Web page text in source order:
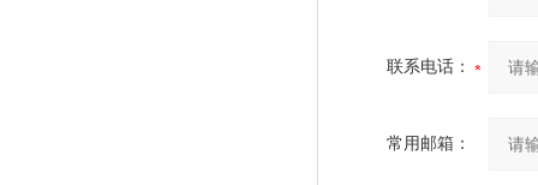
联系电话：
常用邮箱：